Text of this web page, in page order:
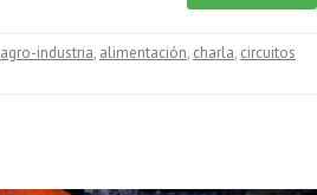
agro-industria, alimentación, charla, circuitos